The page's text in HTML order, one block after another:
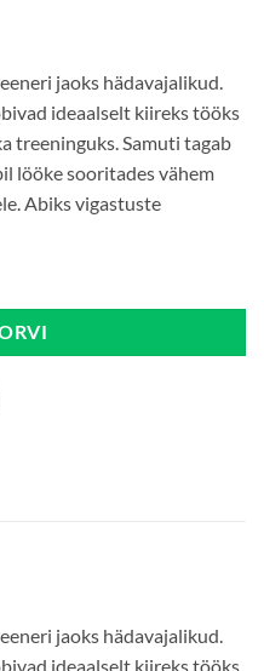
jaoks hädavajalikud.
ideaalselt kiireks tööks
treeninguks. Samuti tagab
lööke sooritades vähem
Abiks vigastuste
jaoks hädavajalikud.
ideaalselt kiireks tööks